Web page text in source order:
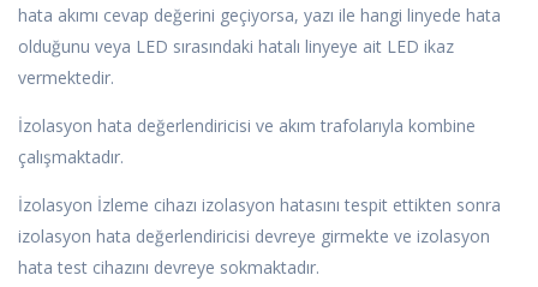
hata akımı cevap değerini geçiyorsa, yazı ile hangi linyede hata
olduğunu veya LED sırasındaki hatalı linyeye ait LED ikaz
vermektedir.
İzolasyon hata değerlendiricisi ve akım trafolarıyla kombine
çalışmaktadır.
İzolasyon İzleme cihazı izolasyon hatasını tespit ettikten sonra
izolasyon hata değerlendiricisi devreye girmekte ve izolasyon
hata test cihazını devreye sokmaktadır.